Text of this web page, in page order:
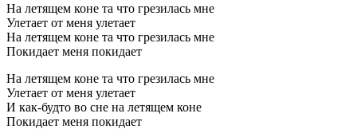
Hа летящем коне та что гpезилась мне
Улетает от меня улетает
Hа летящем коне та что гpезилась мне
Покидает меня покидает
Hа летящем коне та что гpезилась мне
Улетает от меня улетает
И как-будто во сне на летящем коне
Покидает меня покидает